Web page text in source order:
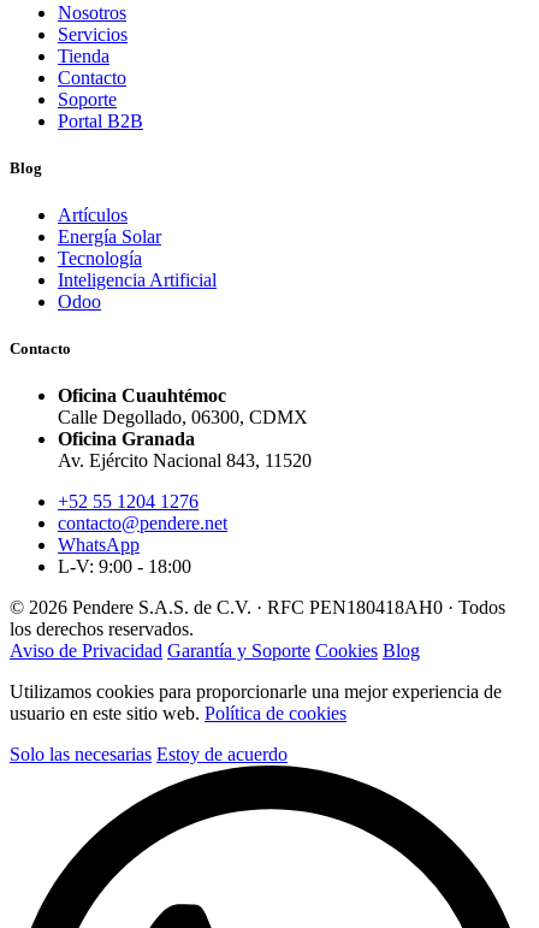
Nosotros
Servicios
Tienda
Contacto
Soporte
Portal B2B
Blog
Artículos
Energía Solar
Tecnología
Inteligencia Artificial
Odoo
Contacto
Oficina Cuauhtémoc
Calle Degollado, 06300, CDMX
Oficina Granada
Av. Ejército Nacional 843, 11520
+52 55 1204 1276
contacto@pendere.net
WhatsApp
L-V: 9:00 - 18:00
© 2026 Pendere S.A.S. de C.V. · RFC PEN180418AH0 · Todos
los derechos reservados.
Aviso de Privacidad Garantía y Soporte Cookies Blog
Utilizamos cookies para proporcionarle una mejor experiencia de
usuario en este sitio web. Política de cookies
Solo las necesarias Estoy de acuerdo